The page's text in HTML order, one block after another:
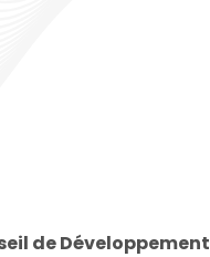
de Développement